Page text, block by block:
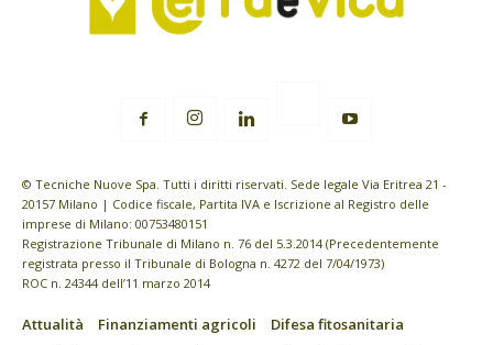
© Tecniche Nuove Spa. Tutti i diritti riservati. Sede legale Via Eritrea 21 -
20157 Milano | Codice fiscale, Partita IVA e Iscrizione al Registro delle
imprese di Milano: 00753480151
Registrazione Tribunale di Milano n. 76 del 5.3.2014 (Precedentemente
registrata presso il Tribunale di Bologna n. 4272 del 7/04/1973)
ROC n. 24344 dell’11 marzo 2014
Attualità Finanziamenti agricoli
Difesa fitosanitaria